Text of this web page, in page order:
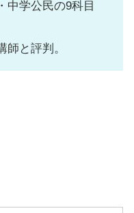
中学公民の9科目
師と評判。